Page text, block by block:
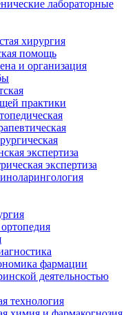
лабораторные
хирургия
помощь
и организация
практики
экспертиза
экспертиза
фармации
деятельностью
технология